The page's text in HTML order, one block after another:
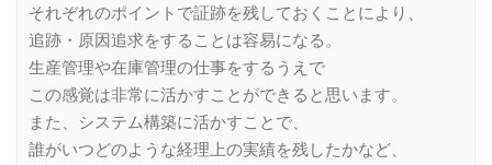
それぞれのポイントで証跡を残しておくことにより、
追跡・原因追求をすることは容易になる。
生産管理や在庫管理の仕事をするうえで
この感覚は非常に活かすことができると思います。
また、システム構築に活かすことで、
誰がいつどのような経理上の実績を残したかなど、